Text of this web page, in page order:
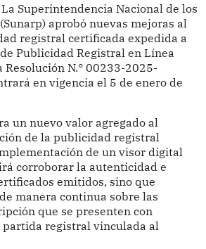
La Superintendencia Nacional de los
aprobó nuevas mejoras al
registral certificada expedida a
Publicidad Registral en Línea
Resolución N.° 00233-2025-
en vigencia el 5 de enero de
un nuevo valor agregado al
de la publicidad registral
de un visor digital
corroborar la autenticidad e
emitidos, sino que
manera continua sobre las
que se presenten con
registral vinculada al